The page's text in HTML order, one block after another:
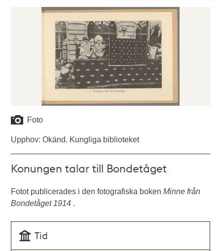
Foto
Upphov: Okänd. Kungliga biblioteket
Konungen talar till Bondetåget
Fotot publicerades i den fotografiska bokenMinne från
Bondetåget 1914 .
Tid